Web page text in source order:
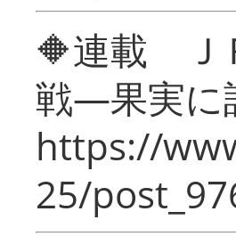
🔶連載 Ｊ
戦―果実に
https://
25/